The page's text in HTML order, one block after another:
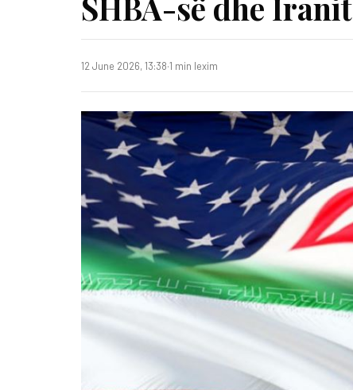
12 June 2026, 13:38·1 min lexim